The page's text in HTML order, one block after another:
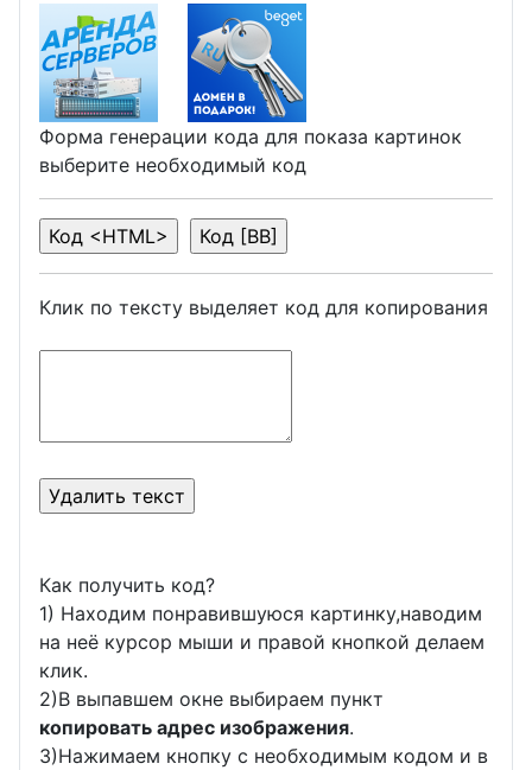
Форма генерации кода для показа картинок
выберите необходимый код
Клик по тексту выделяет код для копирования
Как получить код?
1) Находим понравившуюся картинку,наводим
на неё курсор мыши и правой кнопкой делаем
клик.
2)В выпавшем окне выбираем пункт
копировать адрес изображения.
3)Нажимаем кнопку с необходимым кодом и в